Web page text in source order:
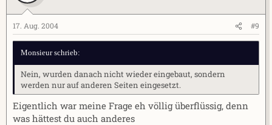
17. Aug. 2004 #9
Monsieur schrieb:
Nein, wurden danach nicht wieder eingebaut, sondern
werden nur auf anderen Seiten eingesetzt.
Eigentlich war meine Frage eh völlig überflüssig, denn
was hättest du auch anderes